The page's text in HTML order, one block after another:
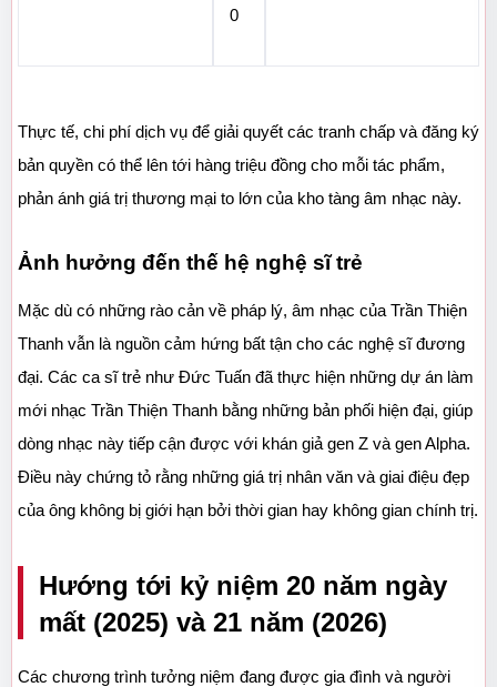
0
Thực tế, chi phí dịch vụ để giải quyết các tranh chấp và đăng ký
bản quyền có thể lên tới hàng triệu đồng cho mỗi tác phẩm,
phản ánh giá trị thương mại to lớn của kho tàng âm nhạc này.
Ảnh hưởng đến thế hệ nghệ sĩ trẻ
Mặc dù có những rào cản về pháp lý, âm nhạc của Trần Thiện
Thanh vẫn là nguồn cảm hứng bất tận cho các nghệ sĩ đương
đại. Các ca sĩ trẻ như Đức Tuấn đã thực hiện những dự án làm
mới nhạc Trần Thiện Thanh bằng những bản phối hiện đại, giúp
dòng nhạc này tiếp cận được với khán giả gen Z và gen Alpha.
Điều này chứng tỏ rằng những giá trị nhân văn và giai điệu đẹp
của ông không bị giới hạn bởi thời gian hay không gian chính trị.
Hướng tới kỷ niệm 20 năm ngày
mất (2025) và 21 năm (2026)
Các chương trình tưởng niệm đang được gia đình và người